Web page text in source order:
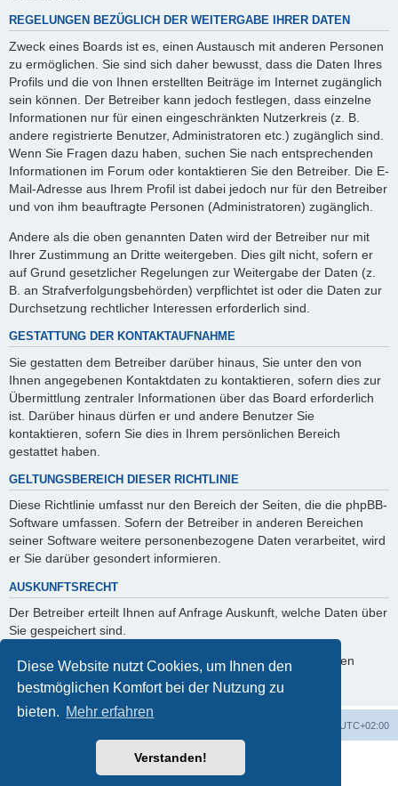
Diese Website nutzt Cookies, um Ihnen den
bestmöglichen Komfort bei der Nutzung zu
bieten. Mehr erfahren
Verstanden!
REGELUNGEN BEZÜGLICH DER WEITERGABE IHRER DATEN
Zweck eines Boards ist es, einen Austausch mit anderen Personen
zu ermöglichen. Sie sind sich daher bewusst, dass die Daten Ihres
Profils und die von Ihnen erstellten Beiträge im Internet zugänglich
sein können. Der Betreiber kann jedoch festlegen, dass einzelne
Informationen nur für einen eingeschränkten Nutzerkreis (z. B.
andere registrierte Benutzer, Administratoren etc.) zugänglich sind.
Wenn Sie Fragen dazu haben, suchen Sie nach entsprechenden
Informationen im Forum oder kontaktieren Sie den Betreiber. Die E-
Mail-Adresse aus Ihrem Profil ist dabei jedoch nur für den Betreiber
und von ihm beauftragte Personen (Administratoren) zugänglich.
Andere als die oben genannten Daten wird der Betreiber nur mit
Ihrer Zustimmung an Dritte weitergeben. Dies gilt nicht, sofern er
auf Grund gesetzlicher Regelungen zur Weitergabe der Daten (z.
B. an Strafverfolgungsbehörden) verpflichtet ist oder die Daten zur
Durchsetzung rechtlicher Interessen erforderlich sind.
GESTATTUNG DER KONTAKTAUFNAHME
Sie gestatten dem Betreiber darüber hinaus, Sie unter den von
Ihnen angegebenen Kontaktdaten zu kontaktieren, sofern dies zur
Übermittlung zentraler Informationen über das Board erforderlich
ist. Darüber hinaus dürfen er und andere Benutzer Sie
kontaktieren, sofern Sie dies in Ihrem persönlichen Bereich
gestattet haben.
GELTUNGSBEREICH DIESER RICHTLINIE
Diese Richtlinie umfasst nur den Bereich der Seiten, die die phpBB-
Software umfassen. Sofern der Betreiber in anderen Bereichen
seiner Software weitere personenbezogene Daten verarbeitet, wird
er Sie darüber gesondert informieren.
AUSKUNFTSRECHT
Der Betreiber erteilt Ihnen auf Anfrage Auskunft, welche Daten über
Sie gespeichert sind.
Sie können jederzeit die Löschung bzw. Sperrung Ihrer Daten
verlangen. Kontaktieren Sie hierzu bitte den Betreiber.
UTC+02:00
Powered byphpBB® Forum Software © phpBB Limited
phpBB.de